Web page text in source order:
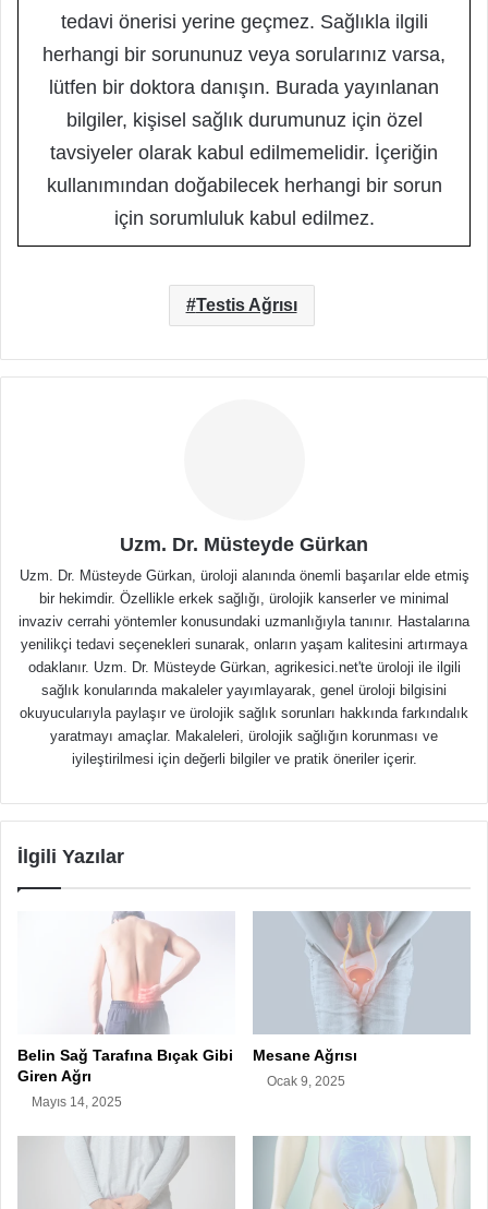
tedavi önerisi yerine geçmez. Sağlıkla ilgili
herhangi bir sorununuz veya sorularınız varsa,
lütfen bir doktora danışın. Burada yayınlanan
bilgiler, kişisel sağlık durumunuz için özel
tavsiyeler olarak kabul edilmemelidir. İçeriğin
kullanımından doğabilecek herhangi bir sorun
için sorumluluk kabul edilmez.
Testis Ağrısı
Uzm. Dr. Müsteyde Gürkan
Uzm. Dr. Müsteyde Gürkan, üroloji alanında önemli başarılar elde etmiş
bir hekimdir. Özellikle erkek sağlığı, ürolojik kanserler ve minimal
invaziv cerrahi yöntemler konusundaki uzmanlığıyla tanınır. Hastalarına
yenilikçi tedavi seçenekleri sunarak, onların yaşam kalitesini artırmaya
odaklanır. Uzm. Dr. Müsteyde Gürkan, agrikesici.net'te üroloji ile ilgili
sağlık konularında makaleler yayımlayarak, genel üroloji bilgisini
okuyucularıyla paylaşır ve ürolojik sağlık sorunları hakkında farkındalık
yaratmayı amaçlar. Makaleleri, ürolojik sağlığın korunması ve
iyileştirilmesi için değerli bilgiler ve pratik öneriler içerir.
İlgili Yazılar
Belin Sağ Tarafına Bıçak Gibi
Giren Ağrı
Mayıs 14, 2025
Mesane Ağrısı
Ocak 9, 2025